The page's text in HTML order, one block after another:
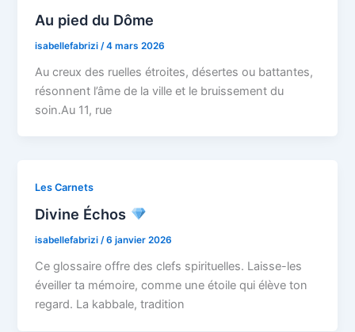
Au pied du Dôme
isabellefabrizi /4 mars 2026
Au creux des ruelles étroites, désertes ou battantes,
résonnent l’âme de la ville et le bruissement du
soin.Au 11, rue
Les Carnets
Divine Échos
isabellefabrizi/6 janvier 2026
Ce glossaire offre des clefs spirituelles. Laisse-les
éveiller ta mémoire, comme une étoile qui élève ton
regard. La kabbale, tradition